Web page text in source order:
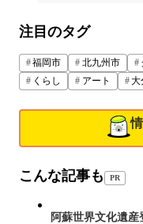
注目のタグ
福岡市 北九州市
くらし
アート 大
こんな記事も PR
阿蘇世界文化遺